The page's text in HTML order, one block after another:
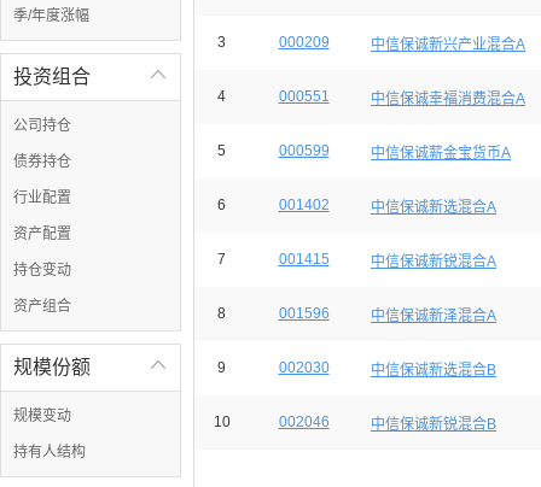
季/年度涨幅

投资组合
公司持仓
债券持仓
行业配置
资产配置
持仓变动
资产组合

规模份额
规模变动
持有人结构
3 000209 中信保诚新兴产业混合A
4 000551 中信保诚幸福消费混合A
5 000599 中信保诚薪金宝货币A
6 001402 中信保诚新选混合A
7 001415 中信保诚新锐混合A
8 001596 中信保诚新泽混合A
9 002030 中信保诚新选混合B
10 002046 中信保诚新锐混合B